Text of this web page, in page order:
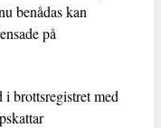
benådas kan
på
brottsregistret med